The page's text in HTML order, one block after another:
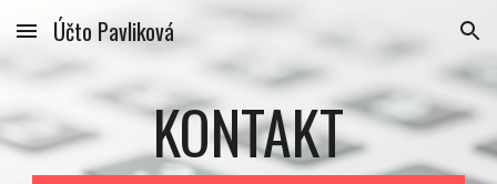
Skip to main content Skip to navigation
Účto Pavliková
KONTAKT